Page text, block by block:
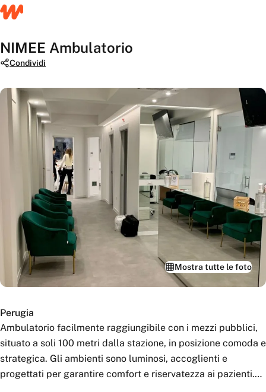
NIMEE Ambulatorio
Condividi
Mostra tutte le foto
Perugia
Ambulatorio facilmente raggiungibile con i mezzi pubblici,
situato a soli 100 metri dalla stazione, in posizione comoda e
strategica. Gli ambienti sono luminosi, accoglienti e
progettati per garantire comfort e riservatezza ai pazienti.